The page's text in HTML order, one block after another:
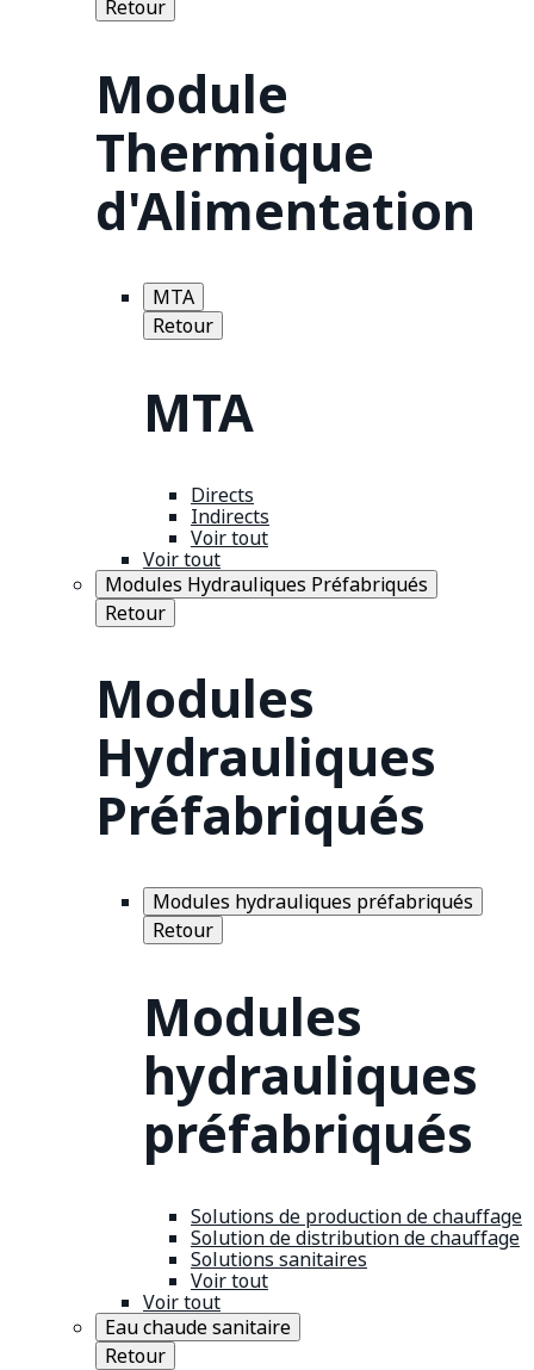
Retour
Module
Thermique
d'Alimentation
MTA
Retour
MTA
Directs
Indirects
Voir tout
Voir tout
Modules Hydrauliques Préfabriqués
Retour
Modules
Hydrauliques
Préfabriqués
Modules hydrauliques préfabriqués
Retour
Modules
hydrauliques
préfabriqués
Solutions de production de chauffage
Solution de distribution de chauffage
Solutions sanitaires
Voir tout
Voir tout
Eau chaude sanitaire
Retour